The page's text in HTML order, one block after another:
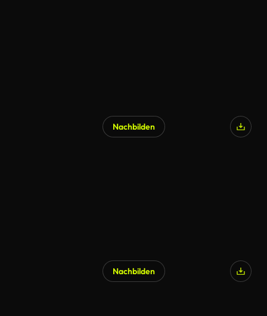
Nachbilden
Nachbilden